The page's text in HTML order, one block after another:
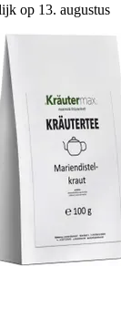
op 13. augustus